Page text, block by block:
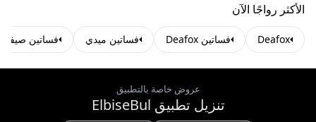
الأكثر رواجًا الآن
Deafox فساتين Deafox فساتين ميدي فساتين صيفية
عروض خاصة بالتطبيق
تنزيل تطبيق ElbiseBul